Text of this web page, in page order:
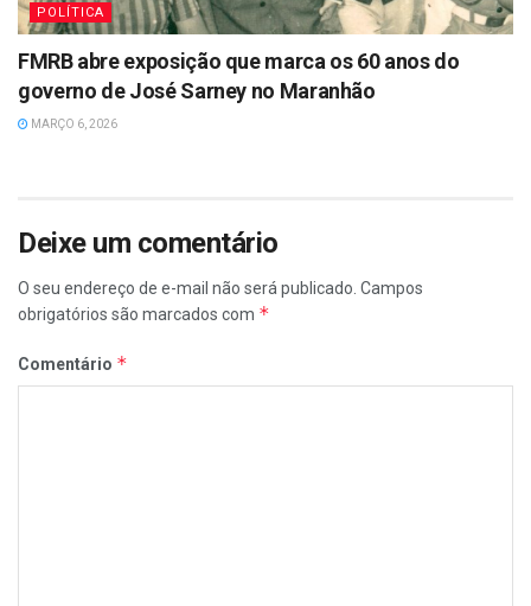
POLÍTICA
FMRB abre exposição que marca os 60 anos do
governo de José Sarney no Maranhão
MARÇO 6, 2026
Deixe um comentário
O seu endereço de e-mail não será publicado. Campos
obrigatórios são marcados com *
Comentário *